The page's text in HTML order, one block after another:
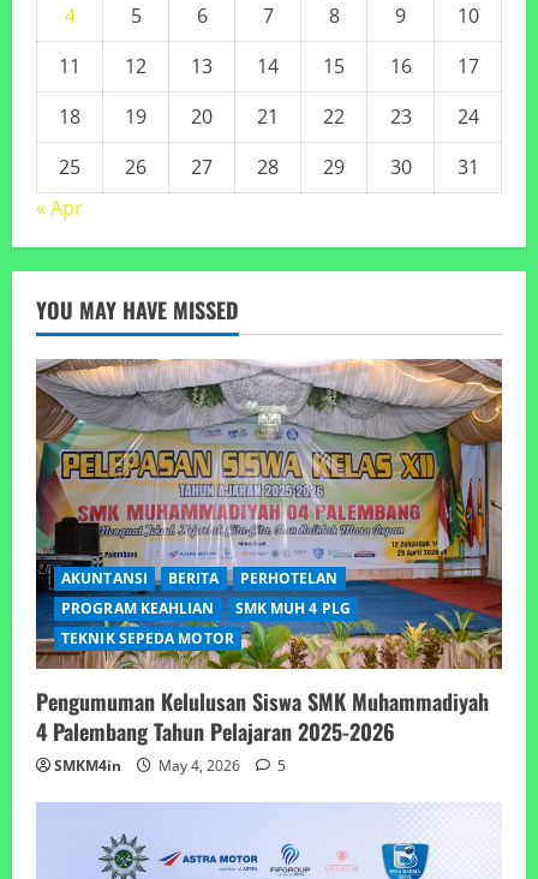
4
5 6 7 8 9
10
11
12 13 14 15 16
17
18
19 20 21 22 23
24
25
26 27 28 29 30
31
« Apr
YOU MAY HAVE MISSED
AKUNTANSI BERITA
PERHOTELAN
PROGRAM KEAHLIAN
SMK MUH 4 PLG
TEKNIK SEPEDA MOTOR
Pengumuman Kelulusan Siswa SMK Muhammadiyah
4 Palembang Tahun Pelajaran 2025-2026
SMKM4in May 4, 2026 5